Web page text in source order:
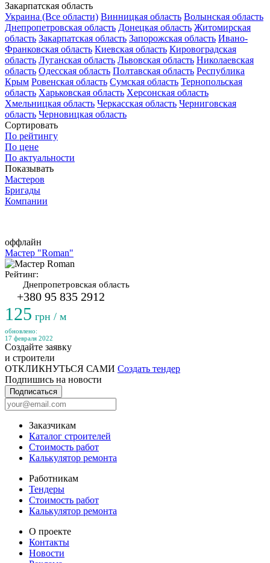
Закарпатская область
Украина (Все области) Винницкая область Волынская область
Днепропетровская область Донецкая область Житомирская
область Закарпатская область Запорожская область Ивано-
Франковская область Киевская область Кировоградская
область Луганская область Львовская область Николаевская
область Одесская область Полтавская область Республика
Крым Ровенская область Сумская область Тернопольская
область Харьковская область Херсонская область
Хмельницкая область Черкасская область Черниговская
область Черновицкая область
Сортировать
По рейтингу
По цене
По актуальности
Показывать
Мастеров
Бригады
Компании
оффлайн
Мастер "Roman"
Рейтинг:
Днепропетровская область
+380 95 835 2912
125 грн / м
обновлено:
17 февраля 2022
Создайте заявку
и строители
ОТКЛИКНУТЬСЯ САМИ Создать тендер
Подпишись на новости
Подписаться
Заказчикам
Каталог строителей
Стоимость работ
Калькулятор ремонта
Работникам
Тендеры
Стоимость работ
Калькулятор ремонта
О проекте
Контакты
Новости